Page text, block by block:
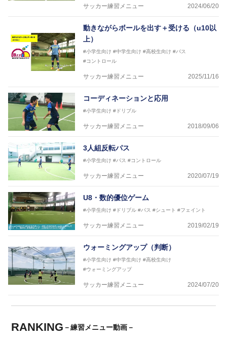
サッカー練習メニュー 2024/06/20
動きながらボールを出す＋受ける（u10以
上）
#小学生向け #中学生向け #高校生向け #パス
#コントロール
サッカー練習メニュー 2025/11/16
コーディネーションと応用
#小学生向け #ドリブル
サッカー練習メニュー 2018/09/06
3人組反転パス
#小学生向け #パス #コントロール
サッカー練習メニュー 2020/07/19
U8・数的優位ゲーム
#小学生向け #ドリブル #パス #シュート #フェイント
サッカー練習メニュー 2019/02/19
ウォーミングアップ（判断）
#小学生向け #中学生向け #高校生向け
#ウォーミングアップ
サッカー練習メニュー 2024/07/20
RANKING －練習メニュー動画－